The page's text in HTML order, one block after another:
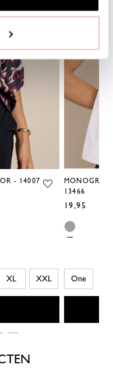
- 14007
XL XXL
13466
19,95
One